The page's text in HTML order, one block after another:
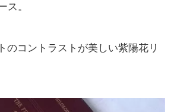
ス。
のコントラストが美しい紫陽花リ